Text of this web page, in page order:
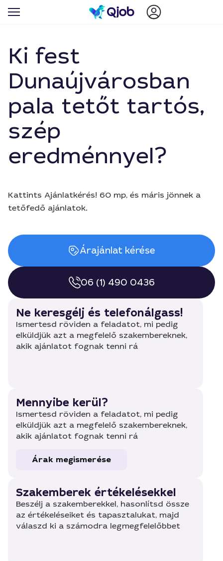
Ki fest
Dunaújvárosban
pala tetőt tartós,
szép
eredménnyel?
Kattints Ajánlatkérés! 60 mp, és máris jönnek a
tetőfedő ajánlatok.
Árajánlat kérése
06 (1) 490 0436
Ne keresgélj és telefonálgass!
Ismertesd röviden a feladatot, mi pedig
elküldjük azt a megfelelő szakembereknek,
akik ajánlatot fognak tenni rá
Mennyibe kerül?
Ismertesd röviden a feladatot, mi pedig
elküldjük azt a megfelelő szakembereknek,
akik ajánlatot fognak tenni rá
Árak megismerése
Szakemberek értékelésekkel
Beszélj a szakemberekkel, hasonlítsd össze
az értékeléseiket és tapasztalukat, majd
válaszd ki a számodra legmegfelelőbbet